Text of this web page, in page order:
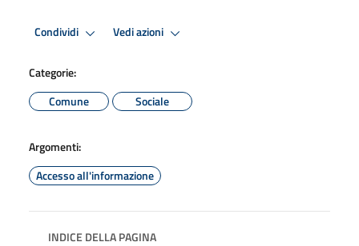
Condividi Vedi azioni
Categorie:
Comune
Sociale
Argomenti:
Accesso all'informazione
INDICE DELLA PAGINA